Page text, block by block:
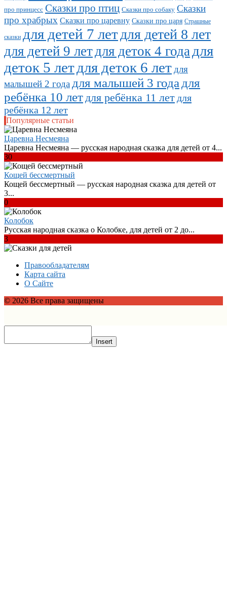
про принцесс Сказки про птиц Сказки про собаку Сказки
про храбрых Сказки про царевну Сказки про царя Страшные
сказки для детей 7 летдля детей 8 лет
для детей 9 лет для деток 4 года для
деток 5 летдля деток 6 лет для
малышей 2 года для малышей 3 года для
ребёнка 10 лет для ребёнка 11 лет для
ребёнка 12 лет
Популярные статьи
Царевна Несмеяна
Царевна Несмеяна — русская народная сказка для детей от 4...
30
Кощей бессмертный
Кощей бессмертный — русская народная сказка для детей от
3...
0
Колобок
Русская народная сказка о Колобке, для детей от 2 до...
3
Правообладателям
Карта сайта
О Сайте
© 2026 Все права защищены
Insert